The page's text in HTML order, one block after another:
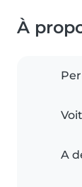
À
A